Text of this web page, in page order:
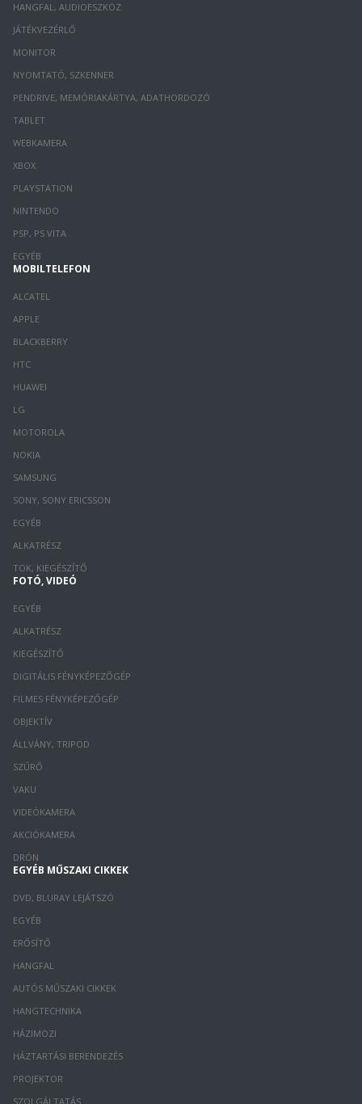
HANGFAL, AUDIOESZKÖZ
JÁTÉKVEZÉRLŐ
MONITOR
NYOMTATÓ, SZKENNER
PENDRIVE, MEMÓRIAKÁRTYA, ADATHORDOZÓ
TABLET
WEBKAMERA
XBOX
PLAYSTATION
NINTENDO
PSP, PS VITA
EGYÉB
MOBILTELEFON
ALCATEL
APPLE
BLACKBERRY
HTC
HUAWEI
LG
MOTOROLA
NOKIA
SAMSUNG
SONY, SONY ERICSSON
EGYÉB
ALKATRÉSZ
TOK, KIEGÉSZÍTŐ
FOTÓ, VIDEÓ
EGYÉB
ALKATRÉSZ
KIEGÉSZÍTŐ
DIGITÁLIS FÉNYKÉPEZŐGÉP
FILMES FÉNYKÉPEZŐGÉP
OBJEKTÍV
ÁLLVÁNY, TRIPOD
SZŰRŐ
VAKU
VIDEÓKAMERA
AKCIÓKAMERA
DRÓN
EGYÉB MŰSZAKI CIKKEK
DVD, BLURAY LEJÁTSZÓ
EGYÉB
ERŐSÍTŐ
HANGFAL
AUTÓS MŰSZAKI CIKKEK
HANGTECHNIKA
HÁZIMOZI
HÁZTARTÁSI BERENDEZÉS
PROJEKTOR
SZOLGÁLTATÁS